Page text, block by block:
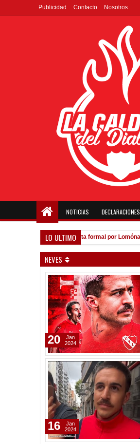
Publicidad Contacto Nosotros
NOTICIAS DECLARACIONES
LO ULTIMO
A la espera de la oferta formal por Lomónaco
NEVES
20
Jan
2024
16
Jan
2024